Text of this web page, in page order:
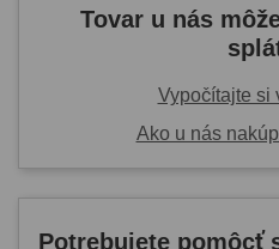
Tovar u nás
Vypočítajte si
Ako u nás
Potrebujete pomôcť